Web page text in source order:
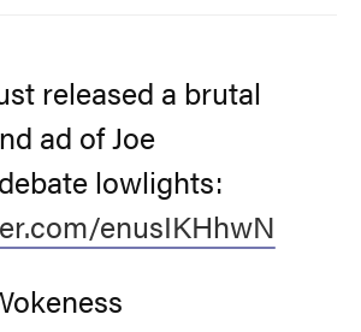
released a brutal
ad of Joe
lowlights:
enusIKHhwN